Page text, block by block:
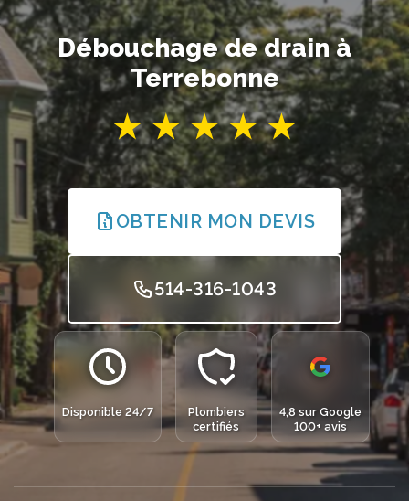
Débouchage de drain à
Terrebonne
OBTENIR MON DEVIS
514-316-1043
Disponible 24/7
Plombiers
certifiés
4,8 sur Google
100+ avis